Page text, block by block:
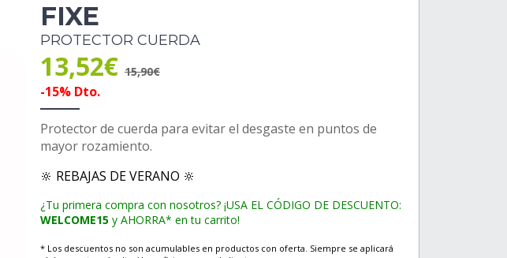
FIXE
PROTECTOR CUERDA
13,52€ 15,90€
-15% Dto.
Protector de cuerda para evitar el desgaste en puntos de
mayor rozamiento.
🔆 REBAJAS DE VERANO 🔆
¿Tu primera compra con nosotros? ¡USA EL CÓDIGO DE DESCUENTO:
WELCOME15 y AHORRA* en tu carrito!
* Los descuentos no son acumulables en productos con oferta. Siempre se aplicará